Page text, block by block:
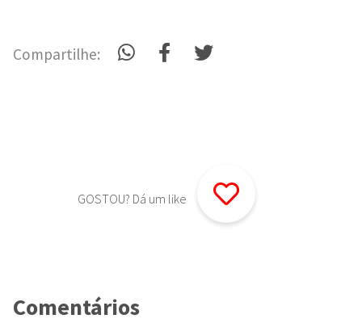
Compartilhe:
GOSTOU? Dá um like
Comentários